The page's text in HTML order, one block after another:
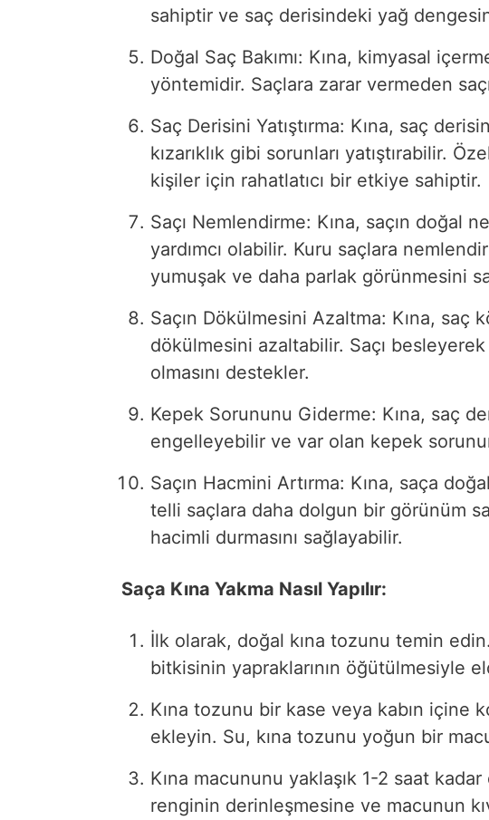
sahiptir ve saç derisindeki yağ
Doğal Saç Bakımı: Kına, kimyasal
yöntemidir. Saçlara zarar vermeden
Saç Derisini Yatıştırma: Kına, saç
kızarıklık gibi sorunları yatıştırabilir.
kişiler için rahatlatıcı bir etkiye sahiptir.
Saçı Nemlendirme: Kına, saçın doğal
yardımcı olabilir. Kuru saçlara
yumuşak ve daha parlak görünmesini
Saçın Dökülmesini Azaltma: Kına, saç
dökülmesini azaltabilir. Saçı
olmasını destekler.
Kepek Sorununu Giderme: Kına, saç
engelleyebilir ve var olan kepek
Saçın Hacmini Artırma: Kına, saça
telli saçlara daha dolgun bir görünüm
hacimli durmasını sağlayabilir.
Saça Kına Yakma Nasıl Yapılır:
İlk olarak, doğal kına tozunu temin
bitkisinin yapraklarının öğütülmesiyle
Kına tozunu bir kase veya kabın içine
ekleyin. Su, kına tozunu yoğun bir
Kına macununu yaklaşık 1-2 saat
renginin derinleşmesine ve macunun